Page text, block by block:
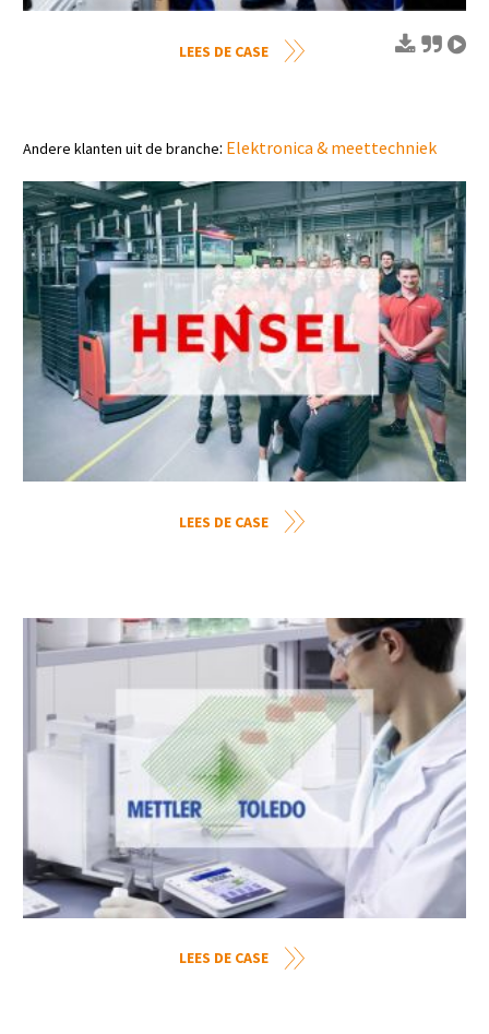
LEES DE CASE
Andere klanten uit de branche: Elektronica & meettechniek
LEES DE CASE
LEES DE CASE